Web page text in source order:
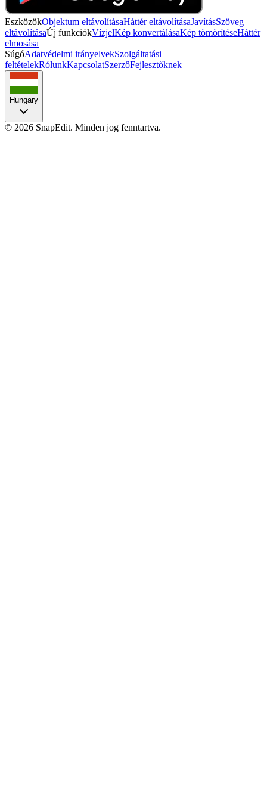
EszközökObjektum eltávolításaHáttér eltávolításaJavításSzöveg
eltávolításaÚj funkciókVízjelKép konvertálásaKép tömörítéseHáttér
elmosása
SúgóAdatvédelmi irányelvekSzolgáltatási
feltételekRólunkKapcsolatSzerzőFejlesztőknek
Hungary
© 2026 SnapEdit. Minden jog fenntartva.